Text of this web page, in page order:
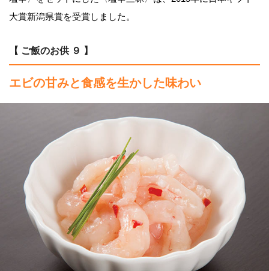
大賞新潟県賞を受賞しました。
【 ご飯のお供 ９ 】
エビの甘みと食感を生かした味わい